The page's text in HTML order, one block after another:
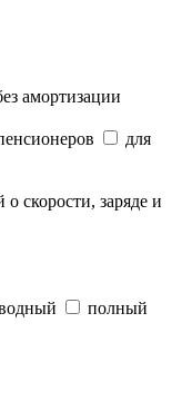
амортизации
для
скорости, заряде и
полный